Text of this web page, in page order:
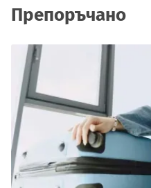
Препоръчано